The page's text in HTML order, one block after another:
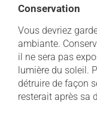
Conservation
Vous devriez
ambiante.
il ne sera pas
lumière du soleil.
détruire de façon
resterait après sa